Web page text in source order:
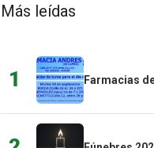
Más leídas
1 Farmacias